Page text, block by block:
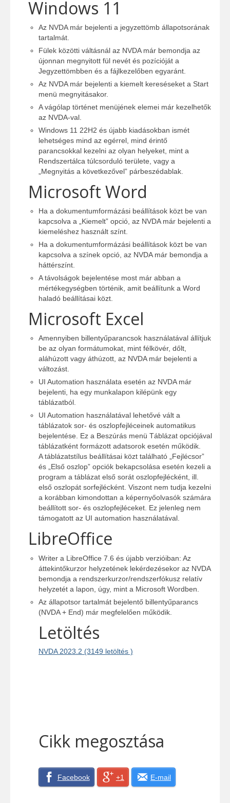
Windows 11
Az NVDA már bejelenti a jegyzettömb állapotsorának
tartalmát.
Fülek közötti váltásnál az NVDA már bemondja az
újonnan megnyitott fül nevét és pozícióját a
Jegyzettömbben és a fájlkezelőben egyaránt.
Az NVDA már bejelenti a kiemelt kereséseket a Start
menü megnyitásakor.
A vágólap történet menüjének elemei már kezelhetők
az NVDA-val.
Windows 11 22H2 és újabb kiadásokban ismét
lehetséges mind az egérrel, mind érintő
parancsokkal kezelni az olyan helyeket, mint a
Rendszertálca túlcsorduló területe, vagy a
„Megnyitás a következővel” párbeszédablak.
Microsoft Word
Ha a dokumentumformázási beállítások közt be van
kapcsolva a „Kiemelt” opció, az NVDA már bejelenti a
kiemeléshez használt színt.
Ha a dokumentumformázási beállítások közt be van
kapcsolva a színek opció, az NVDA már bemondja a
háttérszínt.
A távolságok bejelentése most már abban a
mértékegységben történik, amit beállítunk a Word
haladó beállításai közt.
Microsoft Excel
Amennyiben billentyűparancsok használatával állítjuk
be az olyan formátumokat, mint félkövér, dőlt,
aláhúzott vagy áthúzott, az NVDA már bejelenti a
változást.
UI Automation használata esetén az NVDA már
bejelenti, ha egy munkalapon kilépünk egy
táblázatból.
UI Automation használatával lehetővé vált a
táblázatok sor- és oszlopfejléceinek automatikus
bejelentése. Ez a Beszúrás menü Táblázat opciójával
táblázatként formázott adatsorok esetén működik.
A táblázatstílus beállításai közt található „Fejlécsor”
és „Első oszlop” opciók bekapcsolása esetén kezeli a
program a táblázat első sorát oszlopfejlécként, ill.
első oszlopát sorfejlécként. Viszont nem tudja kezelni
a korábban kimondottan a képernyőolvasók számára
beállított sor- és oszlopfejléceket. Ez jelenleg nem
támogatott az UI automation használatával.
LibreOffice
Writer a LibreOffice 7.6 és újabb verzióiban: Az
áttekintőkurzor helyzetének lekérdezésekor az NVDA
bemondja a rendszerkurzor/rendszerfókusz relatív
helyzetét a lapon, úgy, mint a Microsoft Wordben.
Az állapotsor tartalmát bejelentő billentyűparancs
(NVDA + End) már megfelelően működik.
Letöltés
NVDA 2023.2 (3149 letöltés )
Cikk megosztása
Facebook +1 E-mail